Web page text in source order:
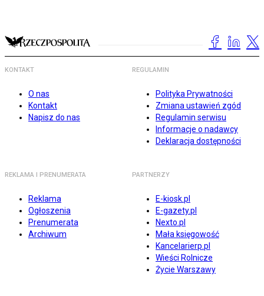
KONTAKT
O nas
Kontakt
Napisz do nas
REGULAMIN
Polityka Prywatności
Zmiana ustawień zgód
Regulamin serwisu
Informacje o nadawcy
Deklaracja dostępności
REKLAMA I PRENUMERATA
Reklama
Ogłoszenia
Prenumerata
Archiwum
PARTNERZY
E-kiosk.pl
E-gazety.pl
Nexto.pl
Mała księgowość
Kancelarierp.pl
Wieści Rolnicze
Życie Warszawy